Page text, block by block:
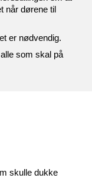
når dørene til
er nødvendig.
som skal på
skulle dukke